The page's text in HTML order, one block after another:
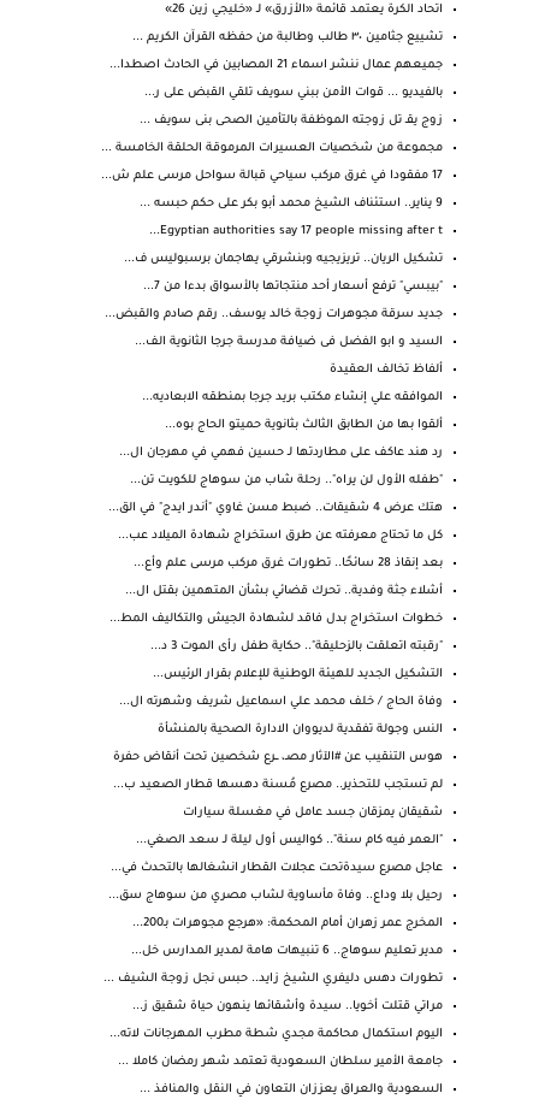
اتحاد الكرة يعتمد قائمة «الأزرق» لـ «خليجي زين 26»
تشييع جثامين ٣٠ طالب وطالبة من حفظه القرآن الكريم ...
جميعهم عمال ننشر اسماء 21 المصابين في الحادث اصطدا...
بالفيديو ... قوات الأمن ببني سويف تلقي القبض على ر...
زوج يقـ تل زوجته الموظفة بالتأمين الصحى بنى سويف ...
مجموعة من شخصيات العسيرات المرموقة الحلقة الخامسة ...
17 مفقودا في غرق مركب سياحي قبالة سواحل مرسى علم ش...
9 يناير.. استئناف الشيخ محمد أبو بكر على حكم حبسه ...
Egyptian authorities say 17 people missing after t...
تشكيل الريان.. تريزيجيه وبنشرقي يهاجمان برسبوليس ف...
"بيبسي" ترفع أسعار أحد منتجاتها بالأسواق بدءا من 7...
جديد سرقة مجوهرات زوجة خالد يوسف.. رقم صادم والقبض...
السيد و ابو الفضل فى ضيافة مدرسة جرجا الثانوية الف...
ألفاظ تخالف العقيدة
الموافقه علي إنشاء مكتب بريد جرجا بمنطقه الابعاديه...
ألقوا بها من الطابق الثالث بثانوية حميتو الحاج بوه...
رد هند عاكف على مطاردتها لـ حسين فهمي في مهرجان ال...
"طفله الأول لن يراه".. رحلة شاب من سوهاج للكويت تن...
هتك عرض 4 شقيقات.. ضبط مسن غاوي "أندر ايدج" في الق...
كل ما تحتاج معرفته عن طرق استخراج شهادة الميلاد عب...
بعد إنقاذ 28 سائحًا.. تطورات غرق مركب مرسى علم وأع...
أشلاء جثة وفدية.. تحرك قضائي بشأن المتهمين بقتل ال...
خطوات استخراج بدل فاقد لشهادة الجيش والتكاليف المط...
"رقبته اتعلقت بالزحليقة".. حكاية طفل رأى الموت 3 د...
التشكيل الجديد للهيئة الوطنية للإعلام بقرار الرئيس...
وفاة الحاج / خلف محمد علي اسماعيل شريف وشهرته ال...
النس وجولة تفقدية لديووان الادارة الصحية بالمنشأة
هوس التنقيب عن #الآثار مصـ، ــرع شخصين تحت أنقاض حفرة
لم تستجب للتحذير.. مصرع مُسنة دهسها قطار الصعيد ب...
شقيقان يمزقان جسد عامل في مغسلة سيارات
"العمر فيه كام سنة".. كواليس أول ليلة لـ سعد الصغي...
عاجل مصرع سيدةتحت عجلات القطار انشغالها بالتحدث في...
رحيل بلا وداع.. وفاة مأساوية لشاب مصري من سوهاج سق...
المخرج عمر زهران أمام المحكمة: «هرجع مجوهرات بـ200...
مدير تعليم سوهاج.. 6 تنبيهات هامة لمدير المدارس خل...
تطورات دهس دليفري الشيخ زايد.. حبس نجل زوجة الشيف ...
مراتي قتلت أخويا.. سيدة وأشقائها ينهون حياة شقيق ز...
اليوم استكمال محاكمة مجدي شطة مطرب المهرجانات لاته...
جامعة الأمير سلطان السعودية تعتمد شهر رمضان كاملا ...
السعودية والعراق يعززان التعاون في النقل والمنافذ ...